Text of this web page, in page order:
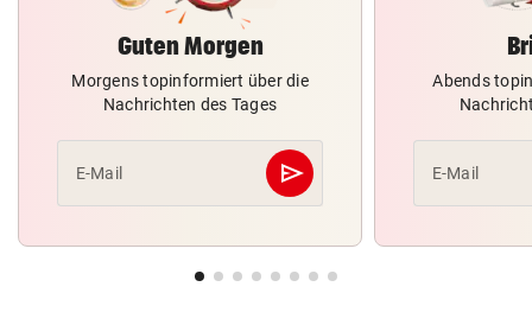
Guten Morgen
Morgens topinformiert über die
Nachrichten des Tages
E-Mail send
Abschicken
Abends
E-Mail